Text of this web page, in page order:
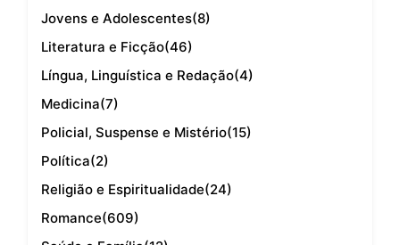
Jovens e Adolescentes(8)
Literatura e Ficção(46)
Língua, Linguística e Redação(4)
Medicina(7)
Policial, Suspense e Mistério(15)
Política(2)
Religião e Espiritualidade(24)
Romance(609)